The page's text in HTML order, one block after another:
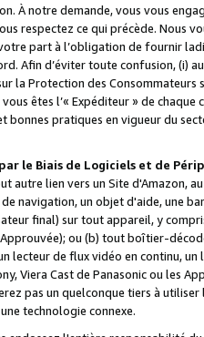
À notre demande, vous vous
respectez ce qui précède. Nous
part à l’obligation de fournir
Afin d’éviter toute confusion, (i)
la Protection des
êtes l’« Expéditeur » de
bonnes pratiques en vigueur du
le Biais de Logiciels et de
autre lien vers un Site d'Amazon,
navigation, un objet d'aide, une
final) sur tout appareil, y
ou (b) tout boîtier-
lecteur de flux vidéo en continu,
Viera Cast de Panasonic ou les
pas un quelconque tiers à
technologie connexe.